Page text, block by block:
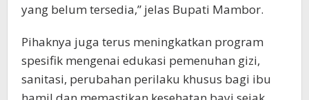
yang belum tersedia,” jelas Bupati Mambor.
Pihaknya juga terus meningkatkan program
spesifik mengenai edukasi pemenuhan gizi,
sanitasi, perubahan perilaku khusus bagi ibu